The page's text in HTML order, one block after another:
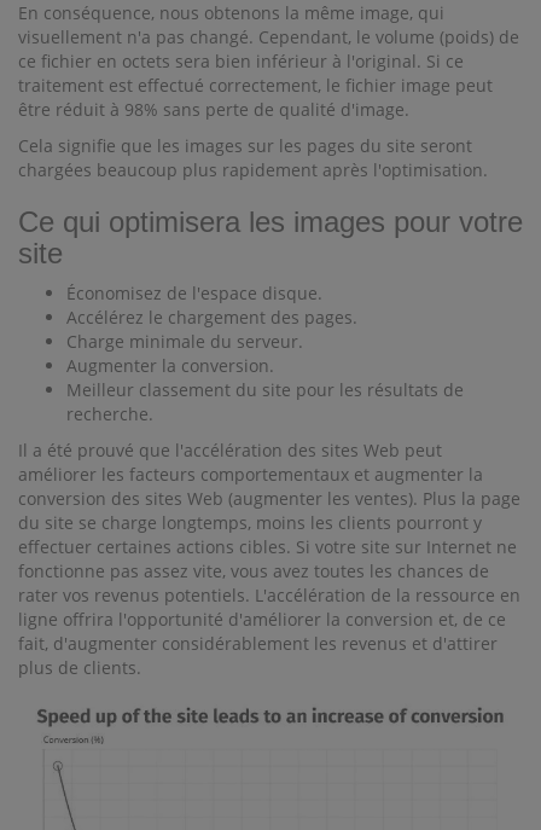
En conséquence, nous obtenons la même image, qui
visuellement n'a pas changé. Cependant, le volume (poids) de
ce fichier en octets sera bien inférieur à l'original. Si ce
traitement est effectué correctement, le fichier image peut
être réduit à 98% sans perte de qualité d'image.
Cela signifie que les images sur les pages du site seront
chargées beaucoup plus rapidement après l'optimisation.
Ce qui optimisera les images pour votre
site
Économisez de l'espace disque.
Accélérez le chargement des pages.
Charge minimale du serveur.
Augmenter la conversion.
Meilleur classement du site pour les résultats de
recherche.
Il a été prouvé que l'accélération des sites Web peut
améliorer les facteurs comportementaux et augmenter la
conversion des sites Web (augmenter les ventes). Plus la page
du site se charge longtemps, moins les clients pourront y
effectuer certaines actions cibles. Si votre site sur Internet ne
fonctionne pas assez vite, vous avez toutes les chances de
rater vos revenus potentiels. L'accélération de la ressource en
ligne offrira l'opportunité d'améliorer la conversion et, de ce
fait, d'augmenter considérablement les revenus et d'attirer
plus de clients.